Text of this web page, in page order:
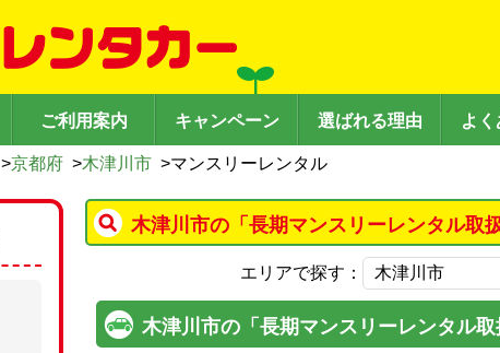
ご利用案内 キャンペーン 選ばれる理由 よく
>京都府 >木津川市 >マンスリーレンタル
木津川市の「長期マンスリーレンタル取
エリアで探す：
木津川市の「長期マンスリーレンタル